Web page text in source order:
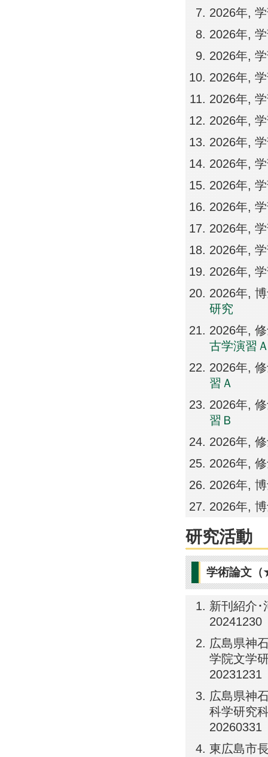
2026年,
2026年,
2026年,
2026年,
2026年,
2026年,
2026年,
2026年,
2026年,
2026年,
2026年,
2026年,
2026年,
2026年,
研究
2026年,
古学演習
2026年,
習Ａ
2026年,
習Ｂ
2026年,
2026年,
2026年,
2026年,
研究活動
学術論文
新刊紹介･
20241230
広島県神
学院文学
20231231
広島県神
科学研究
20260331
東広島市